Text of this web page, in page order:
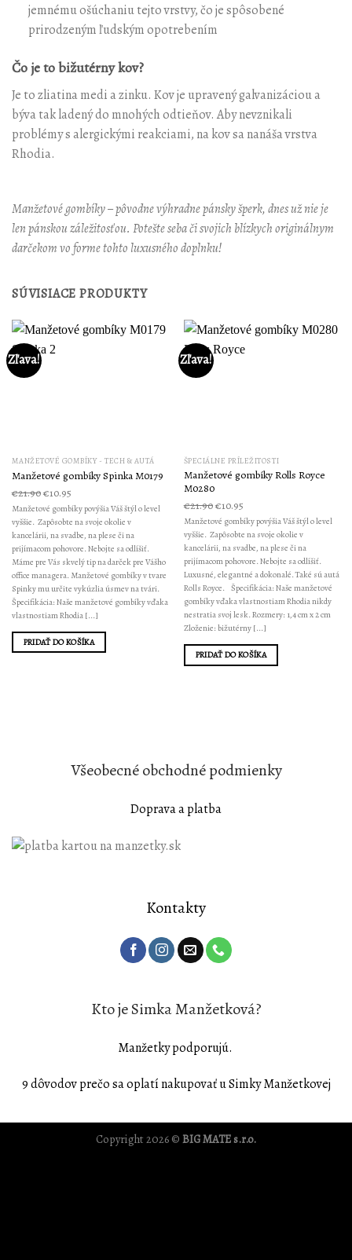
jemnému ošúchaniu tejto vrstvy, čo je spôsobené
prirodzeným ľudským opotrebením
Čo je to bižutérny kov?
Je to zliatina medi a zinku. Kov je upravený galvanizáciou a
býva tak ladený do mnohých odtieňov. Aby nevznikali
problémy s alergickými reakciami, na kov sa nanáša vrstva
Rhodia.
Manžetové gombíky – pôvodne výhradne pánsky šperk, dnes už nie je
len pánskou záležitosťou. Potešte seba či svojich blízkych originálnym
darčekom vo forme tohto luxusného doplnku!
SÚVISIACE PRODUKTY
Zľava!
MANŽETOVÉ GOMBÍKY - TECH & AUTÁ
Manžetové gombíky Spinka M0179
€21.90€10.95
Manžetové gombíky povýšia Váš štýl o level
vyššie. Zapôsobte na svoje okolie v
kancelárii, na svadbe, na plese či na
prijímacom pohovore. Nebojte sa odlíšiť.
Máme pre Vás skvelý tip na darček pre Vášho
office managera. Manžetové gombíky v tvare
Spinky mu určite vykúzlia úsmev na tvári.
Špecifikácia: Naše manžetové gombíky vďaka
vlastnostiam Rhodia [...]
PRIDAŤ DO KOŠÍKA
Zľava!
ŠPECIÁLNE PRÍLEŽITOSTI
Manžetové gombíky Rolls Royce
M0280
€21.90€10.95
Manžetové gombíky povýšia Váš štýl o level
vyššie. Zapôsobte na svoje okolie v
kancelárii, na svadbe, na plese či na
prijímacom pohovore. Nebojte sa odlíšiť.
Luxusné, elegantné a dokonalé. Také sú autá
Rolls Royce. Špecifikácia: Naše manžetové
gombíky vďaka vlastnostiam Rhodia nikdy
nestratia svoj lesk. Rozmery: 1,4 cm x 2 cm
Zloženie: bižutérny [...]
PRIDAŤ DO KOŠÍKA
Všeobecnéobchodné podmienky
Doprava a platba
Kontakty
Kto je Simka Manžetková?
Manžetky podporujú.
9 dôvodov prečo sa oplatí nakupovať u Simky Manžetkovej
Copyright 2026 © BIG MATE s.r.o.